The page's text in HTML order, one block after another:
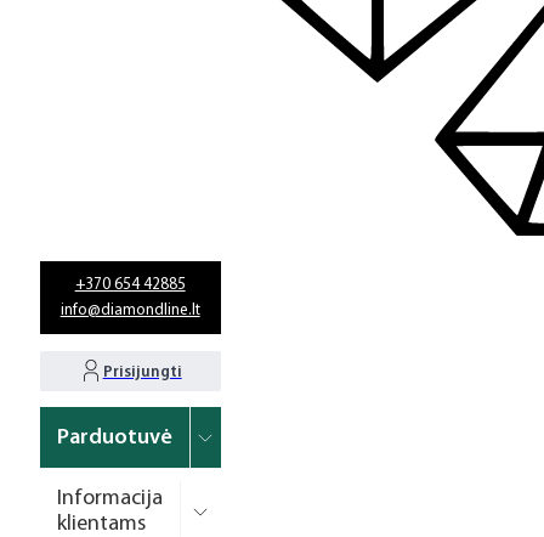
+370 654 42885
info@diamondline.lt
Prisijungti
Parduotuvė
Informacija
klientams